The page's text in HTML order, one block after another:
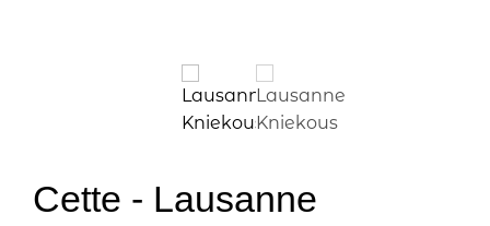
Cette - Lausanne